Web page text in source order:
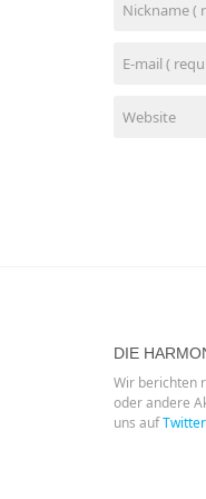
DIE
Wir berichten
oder andere
uns aufTwitter